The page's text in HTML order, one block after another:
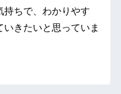
持ちで、わかりやす
いきたいと思っていま